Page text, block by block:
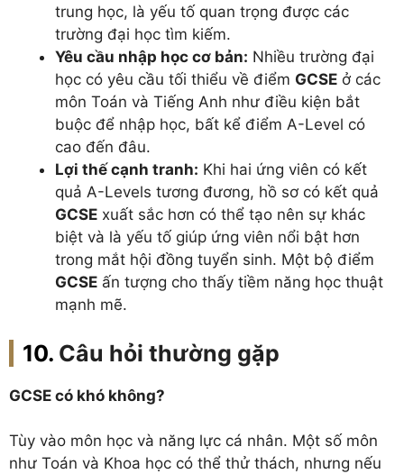
trung học, là yếu tố quan trọng được các
trường đại học tìm kiếm.
Yêu cầu nhập học cơ bản: Nhiều trường đại
học có yêu cầu tối thiểu về điểm GCSE ở các
môn Toán và Tiếng Anh như điều kiện bắt
buộc để nhập học, bất kể điểm A-Level có
cao đến đâu.
Lợi thế cạnh tranh: Khi hai ứng viên có kết
quả A-Levels tương đương, hồ sơ có kết quả
GCSE xuất sắc hơn có thể tạo nên sự khác
biệt và là yếu tố giúp ứng viên nổi bật hơn
trong mắt hội đồng tuyển sinh. Một bộ điểm
GCSE ấn tượng cho thấy tiềm năng học thuật
mạnh mẽ.
Câu hỏi thường gặp
GCSE có khó không?
Tùy vào môn học và năng lực cá nhân. Một số môn
như Toán và Khoa học có thể thử thách, nhưng nếu